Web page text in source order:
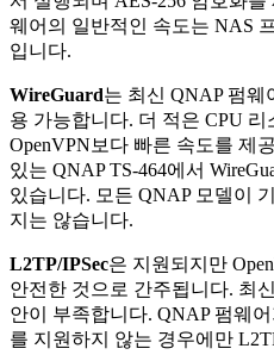
웨어의 일반적인 속도는 NAS
입니다.
WireGuard는 최신 QNAP 펌웨
용 가능합니다. 더 적은 CPU 리
OpenVPN보다 빠른 속도를 제
있는 QNAP TS-464에서
있습니다. 모든 QNAP 모델이
지는 않습니다.
L2TP/IPSec은 지원되지만
안전한 것으로 간주됩니다. 최
안이 부족합니다. QNAP 펌웨
를 지원하지 않는 경우에만